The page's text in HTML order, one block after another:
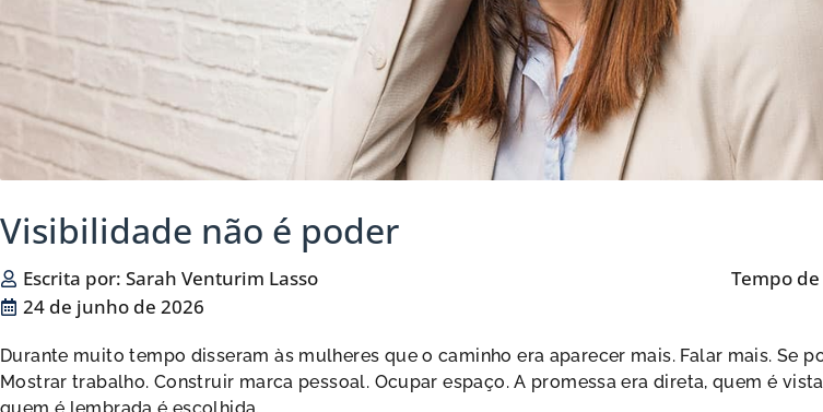
Visibilidade não é poder
Escrita por: Sarah Venturim Lasso
24 de junho de 2026
Durante muito tempo disseram às mulheres que o caminho era aparecer mais. Falar mais. Se
Mostrar trabalho. Construir marca pessoal. Ocupar espaço. A promessa era direta, quem é